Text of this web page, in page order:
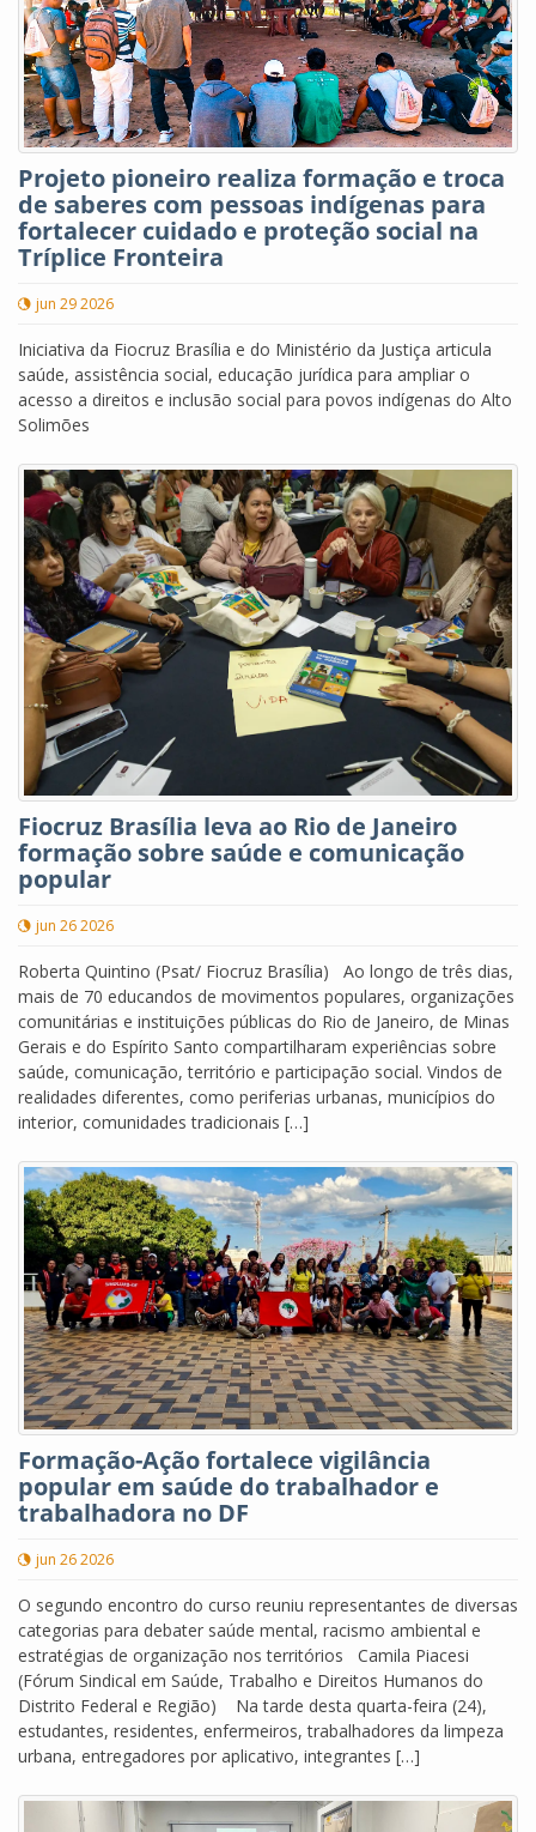
Projeto pioneiro realiza formação e troca
de saberes com pessoas indígenas para
fortalecer cuidado e proteção social na
Tríplice Fronteira
jun 29 2026
Iniciativa da Fiocruz Brasília e do Ministério da Justiça articula
saúde, assistência social, educação jurídica para ampliar o
acesso a direitos e inclusão social para povos indígenas do Alto
Solimões
Fiocruz Brasília leva ao Rio de Janeiro
formação sobre saúde e comunicação
popular
jun 26 2026
Roberta Quintino (Psat/ Fiocruz Brasília) Ao longo de três dias,
mais de 70 educandos de movimentos populares, organizações
comunitárias e instituições públicas do Rio de Janeiro, de Minas
Gerais e do Espírito Santo compartilharam experiências sobre
saúde, comunicação, território e participação social. Vindos de
realidades diferentes, como periferias urbanas, municípios do
interior, comunidades tradicionais […]
Formação-Ação fortalece vigilância
popular em saúde do trabalhador e
trabalhadora no DF
jun 26 2026
O segundo encontro do curso reuniu representantes de diversas
categorias para debater saúde mental, racismo ambiental e
estratégias de organização nos territórios Camila Piacesi
(Fórum Sindical em Saúde, Trabalho e Direitos Humanos do
Distrito Federal e Região) Na tarde desta quarta-feira (24),
estudantes, residentes, enfermeiros, trabalhadores da limpeza
urbana, entregadores por aplicativo, integrantes […]